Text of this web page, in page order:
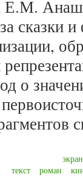
Е.М.
сказки
о
текст
роман